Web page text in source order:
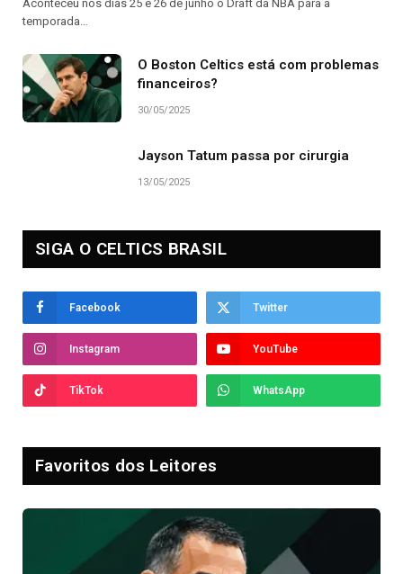
Aconteceu nos dias 25 e 26 de junho o Draft da NBA para a
temporada…
O Boston Celtics está com problemas
financeiros?
30/05/2025
Jayson Tatum passa por cirurgia
13/05/2025
SIGA O CELTICS BRASIL
Facebook Twitter
Instagram YouTube
TikTok WhatsApp
Favoritos dos Leitores